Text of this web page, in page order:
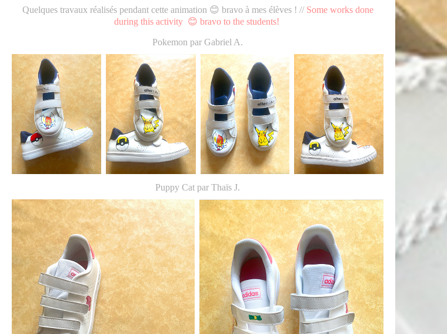
Quelques travaux réalisés pendant cette animation 😊 bravo à mes élèves ! // Some works done
during this activity 😊 bravo to the students!​​​​​​​
Pokemon par Gabriel A.
Puppy Cat par Thaïs J.